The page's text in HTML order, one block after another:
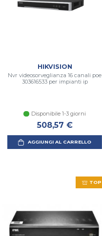
HIKVISION
Nvr videosorveglianza 16 canali poe
303616533 per impianti ip
Disponibile 1-3 giorni
508,57 €
AGGIUNGI AL CARRELLO
TOP